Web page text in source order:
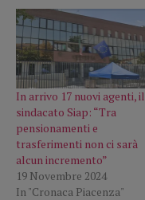
In arrivo 17 nuovi agenti, il
sindacato Siap: “Tra
pensionamenti e
trasferimenti non ci sarà
alcun incremento”
19 Novembre 2024
In "Cronaca Piacenza"